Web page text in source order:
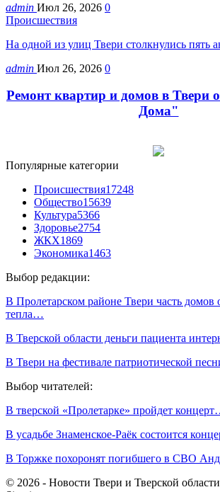
admin Июл 26, 2026 0
Происшествия
На одной из улиц Твери столкнулись пять
admin Июл 26, 2026 0
Ремонт квартир и домов в Твери
Дома"
Популярные категории
Происшествия17248
Общество15639
Культура5366
Здоровье2754
ЖКХ1869
Экономика1463
Выбор редакции:
В Пролетарском районе Твери часть домов
тепла…
В Тверской области деньги пациента
В Твери на фестивале патриотической
Выбор читателей:
В тверской «Пролетарке» пройдет
В усадьбе Знаменское-Раёк состоится
В Торжке похоронят погибшего в СВО
© 2026 - Новости Твери и Тверской